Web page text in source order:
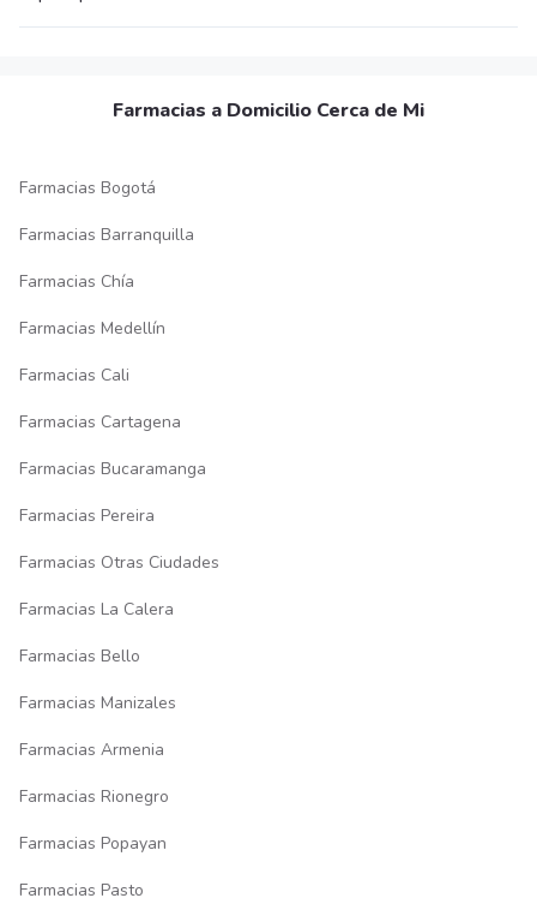
Farmacias a Domicilio Cerca de Mi
Farmacias Bogotá
Farmacias Barranquilla
Farmacias Chía
Farmacias Medellín
Farmacias Cali
Farmacias Cartagena
Farmacias Bucaramanga
Farmacias Pereira
Farmacias Otras Ciudades
Farmacias La Calera
Farmacias Bello
Farmacias Manizales
Farmacias Armenia
Farmacias Rionegro
Farmacias Popayan
Farmacias Pasto